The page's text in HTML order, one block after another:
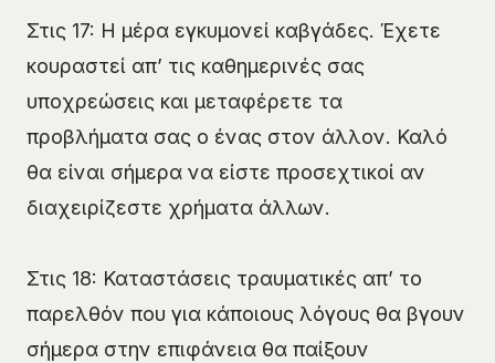
Στις 17: Η μέρα εγκυμονεί καβγάδες. Έχετε
κουραστεί απ’ τις καθημερινές σας
υποχρεώσεις και μεταφέρετε τα
προβλήματα σας ο ένας στον άλλον. Καλό
θα είναι σήμερα να είστε προσεχτικοί αν
διαχειρίζεστε χρήματα άλλων.
Στις 18: Καταστάσεις τραυματικές απ’ το
παρελθόν που για κάποιους λόγους θα βγουν
σήμερα στην επιφάνεια θα παίξουν